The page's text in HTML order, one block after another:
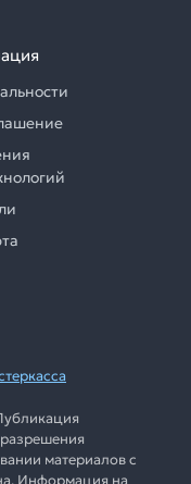
материалов с
Информация на